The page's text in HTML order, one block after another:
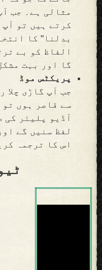
مثالی ہے۔ جب
کرتے ہیں تو
بدلنا" کا
الفاظ کو بے
گا اور بہت
پریکٹس موڈ
جب آپ گاڑی چلا
سے قاصر ہوں
آڈیو پلیئر کی
لفظ سنیں گے
اس کا ترجمہ